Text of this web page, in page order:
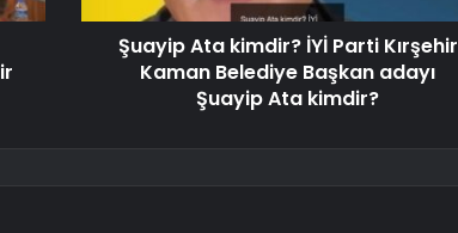
Şuayip Ata kimdir? İYİ Parti Kırşehir
Kaman Belediye Başkan adayı
Şuayip Ata kimdir?